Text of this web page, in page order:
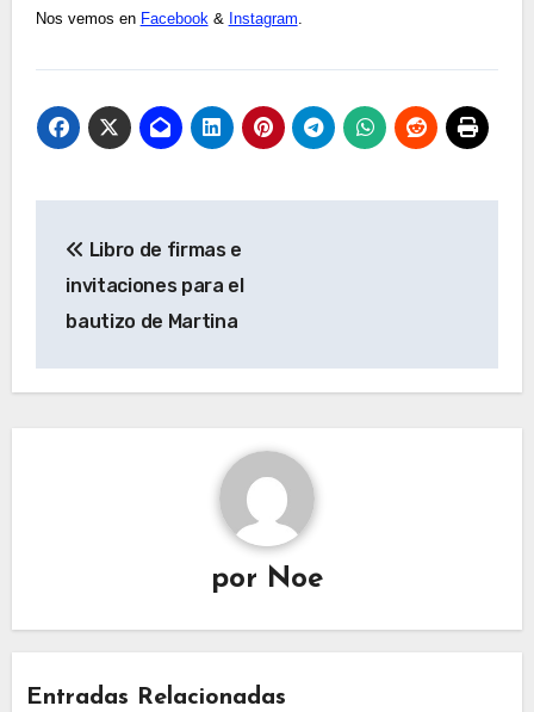
Nos vemos en Facebook& Instagram.
de
entradas
Libro de firmas e
invitaciones para el
bautizo de Martina
por Noe
Entradas Relacionadas